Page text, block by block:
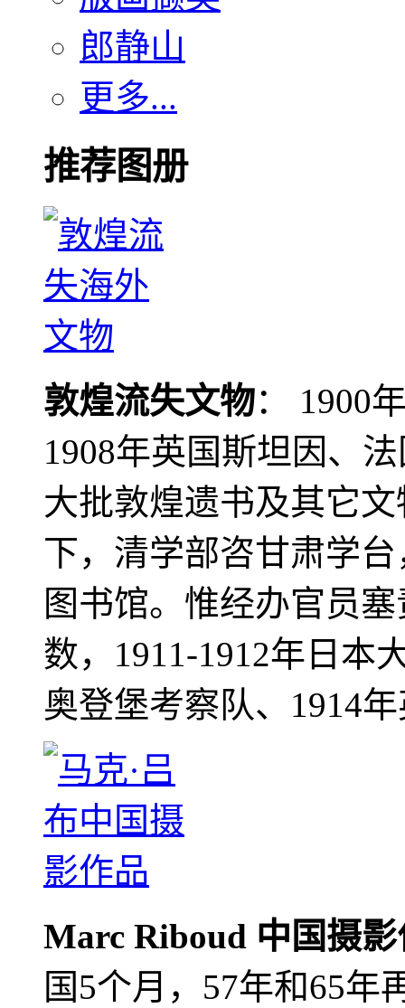
郎静山
更多...
推荐图册
敦煌流失文物： 1900
1908年英国斯坦因、
大批敦煌遗书及其它
下，清学部咨甘肃学
图书馆。惟经办官员
数，1911-1912年日本
奥登堡考察队、1914
Marc Riboud 中国摄
国5个月，57年和65年